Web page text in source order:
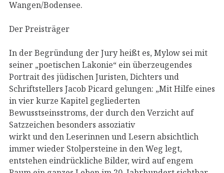
Wangen/Bodensee.
Der Preisträger
In der Begründung der Jury heißt es, Mylow sei mit
seiner „poetischen Lakonie“ ein überzeugendes
Portrait des jüdischen Juristen, Dichters und
Schriftstellers Jacob Picard gelungen: „Mit Hilfe eines
in vier kurze Kapitel gegliederten
Bewusstseinsstroms, der durch den Verzicht auf
Satzzeichen besonders assoziativ
wirkt und den Leserinnen und Lesern absichtlich
immer wieder Stolpersteine in den Weg legt,
entstehen eindrückliche Bilder, wird auf engem